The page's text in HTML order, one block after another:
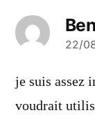
a
dit :
22/
je suis assez
voudrait